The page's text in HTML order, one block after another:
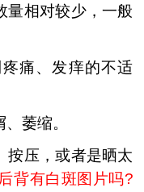
相对较少，一般
痛、发痒的不适
萎缩。
压，或者是晒太
背有白斑图片吗?